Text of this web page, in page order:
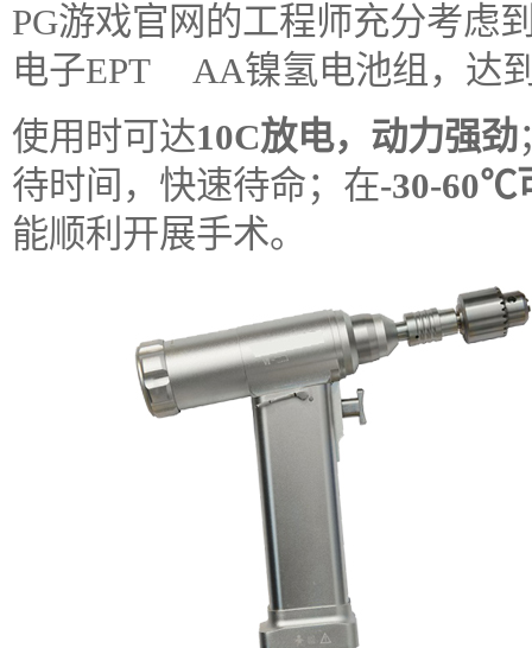
PG游戏官网的工程师充分考虑
电子EPT AA镍氢电池组，达
使用时可达10C放电，动力强劲
待时间，快速待命；在-30-60℃
能顺利开展手术。